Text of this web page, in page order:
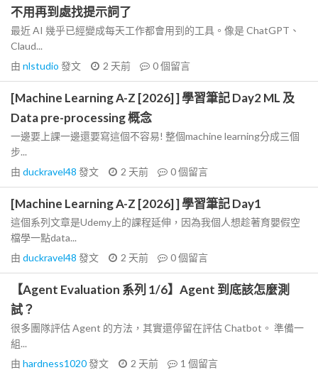
不用再到處找提示詞了
最近 AI 幾乎已經變成每天工作都會用到的工具。像是 ChatGPT、
Claud...
由 nlstudio 發文 2 天前 0個留言
[Machine Learning A-Z [2026] ] 學習筆記 Day2 ML 及
Data pre-processing 概念
一邊要上課一邊還要寫這個不容易! 整個machine learning分成三個
步...
由 duckravel48 發文 2 天前 0個留言
[Machine Learning A-Z [2026] ] 學習筆記 Day1
這個系列文章是Udemy上的課程延伸，因為我個人想趁著育嬰假空
檔學一點data...
由 duckravel48 發文 2 天前 0個留言
【Agent Evaluation 系列 1/6】Agent 到底該怎麼測
試？
很多團隊評估 Agent 的方法，其實還停留在評估 Chatbot。 準備一
組...
由 hardness1020發文 2 天前 1 個留言